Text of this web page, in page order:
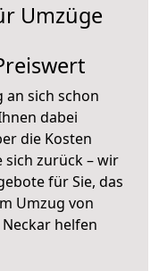
Umzüge
an sich schon
dabei
die Kosten
sich zurück – wir
für Sie, das
Umzug von
helfen